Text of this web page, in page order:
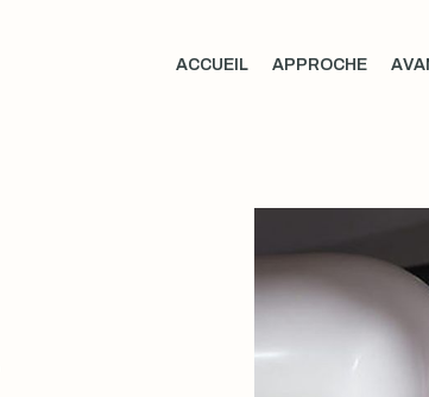
ACCUEIL APPROCHE